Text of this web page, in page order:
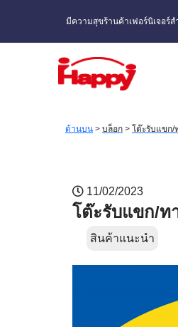
มีความสุขร้านค้าเฟอร์นิเจอร์
ด้านบน > บล็อก > โต๊ะรับแขก/
11/02/2023
โต๊ะรับแขก/ท
สินค้าแนะนำ